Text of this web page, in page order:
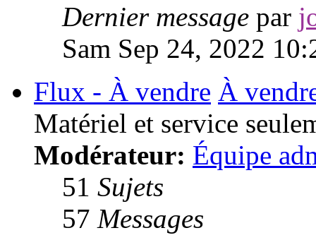
Dernier message par
Sam Sep 24, 2022
Flux - À vendre À
Matériel et service
Modérateur: Équipe
51 Sujets
57 Messages